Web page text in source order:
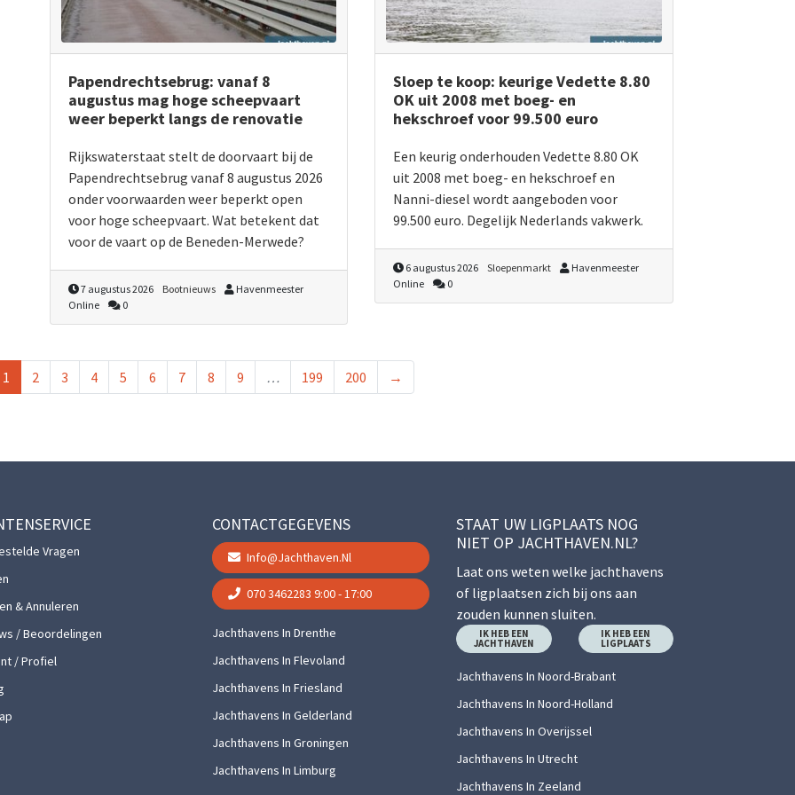
Papendrechtsebrug: vanaf 8
augustus mag hoge scheepvaart
weer beperkt langs de renovatie
Rijkswaterstaat stelt de doorvaart bij de
Papendrechtsebrug vanaf 8 augustus 2026
onder voorwaarden weer beperkt open
voor hoge scheepvaart. Wat betekent dat
voor de vaart op de Beneden-Merwede?
7 augustus 2026 Bootnieuws
Havenmeester
Online
0
Sloep te koop: keurige Vedette 8.80
OK uit 2008 met boeg- en
hekschroef voor 99.500 euro
Een keurig onderhouden Vedette 8.80 OK
uit 2008 met boeg- en hekschroef en
Nanni-diesel wordt aangeboden voor
99.500 euro. Degelijk Nederlands vakwerk.
6 augustus 2026 Sloepenmarkt
Havenmeester
Online
0
1 2 3 4 5 6 7 8 9 … 199 200 →
Vragen
& Annuleren
/ Beoordelingen
/ Profiel
CONTACTGEGEVENS
Info@jachthaven.nl
070 3462283 9:00 - 17:00
Jachthavens In Drenthe
Jachthavens In Flevoland
Jachthavens In Friesland
Jachthavens In Gelderland
Jachthavens In Groningen
Jachthavens In Limburg
STAAT UW LIGPLAATS NOG
NIET OP JACHTHAVEN.NL?
Laat ons weten welke jachthavens
of ligplaatsen zich bij ons aan
zouden kunnen sluiten.
IK HEB EEN
JACHTHAVEN
IK HEB EEN
LIGPLAATS
Jachthavens In Noord-Brabant
Jachthavens In Noord-Holland
Jachthavens In Overijssel
Jachthavens In Utrecht
Jachthavens In Zeeland